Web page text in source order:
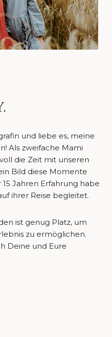
und liebe es, meine
Als zweifache Mami
die Zeit mit unseren
Bild diese Momente
Jahren Erfahrung habe
ihrer Reise begleitet.
ist genug Platz, um
zu ermöglichen.
Deine und Eure